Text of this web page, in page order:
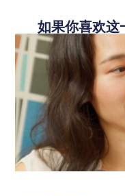
如果你喜欢这